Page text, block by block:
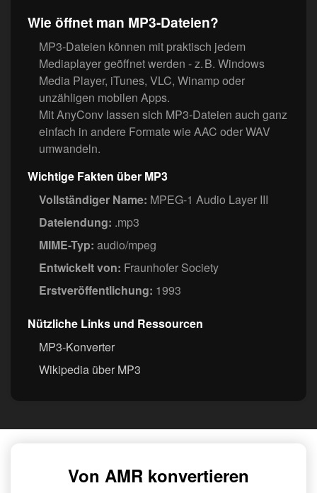
Wie öffnet man MP3-Dateien?
MP3-Dateien können mit praktisch jedem
Mediaplayer geöffnet werden - z. B. Windows
Media Player, iTunes, VLC, Winamp oder
unzähligen mobilen Apps.
Mit AnyConv lassen sich MP3-Dateien auch ganz
einfach in andere Formate wie AAC oder WAV
umwandeln.
Wichtige Fakten über MP3
Vollständiger Name: MPEG-1 Audio Layer III
Dateiendung: .mp3
MIME-Typ: audio/mpeg
Entwickelt von: Fraunhofer Society
Erstveröffentlichung: 1993
Nützliche Links und Ressourcen
MP3-Konverter
Wikipedia über MP3
Von AMR konvertieren